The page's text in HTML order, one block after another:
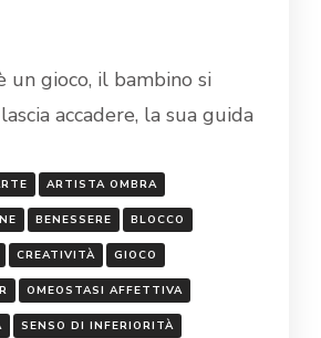
un gioco, il bambino si
accadere, la sua guida
ARTISTA OMBRA
BENESSERE BLOCCO
CREATIVITÀ GIOCO
OMEOSTASI AFFETTIVA
SENSO DI INFERIORITÀ